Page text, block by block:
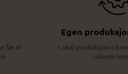
før vi
Egen
Lokal produksjon
raskere